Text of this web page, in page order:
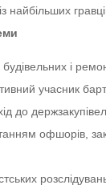
найбільших
будівельних і
учасник
до
офшорів,